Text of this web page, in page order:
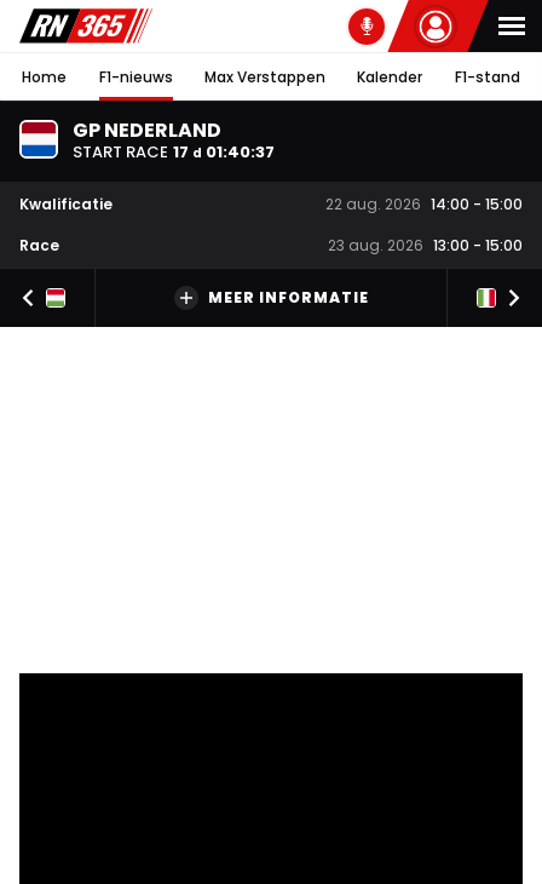
Home F1-nieuws Max Verstappen Kalender F1-stand
GP NEDERLAND
START RACE 17 d 01:40:36
Kwalificatie 22 aug. 2026 14:00 - 15:00
Race
23 aug. 2026 13:00 - 15:00
MEER INFORMATIE